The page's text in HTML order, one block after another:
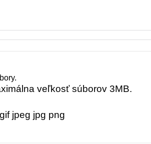
veľkosť súborov 3MB.
jpeg jpg png